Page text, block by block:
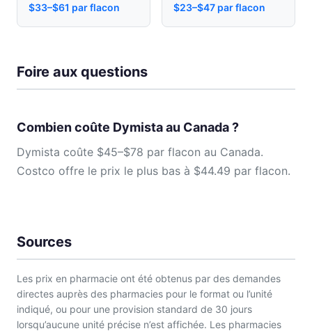
$33–$61 par flacon $23–$47 par flacon
Foire aux questions
Combien coûte Dymista au Canada ?
Dymista coûte $45–$78 par flacon au Canada.
Costco offre le prix le plus bas à $44.49 par flacon.
Sources
Les prix en pharmacie ont été obtenus par des demandes
directes auprès des pharmacies pour le format ou l’unité
indiqué, ou pour une provision standard de 30 jours
lorsqu’aucune unité précise n’est affichée. Les pharmacies